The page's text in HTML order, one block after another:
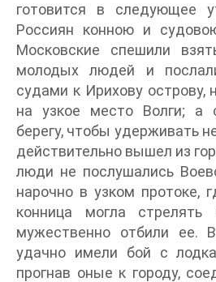
готовится в следующее
Россиян конною и
Московские спешили
молодых людей и
судами к Ирихову острову,
на узкое место Волги; а
берегу, чтобы удерживать
действительно вышел из
люди не послушались
нарочно в узком протоке,
конница могла
мужественно отбили ее.
удачно имели бой с
прогнав оные к городу,